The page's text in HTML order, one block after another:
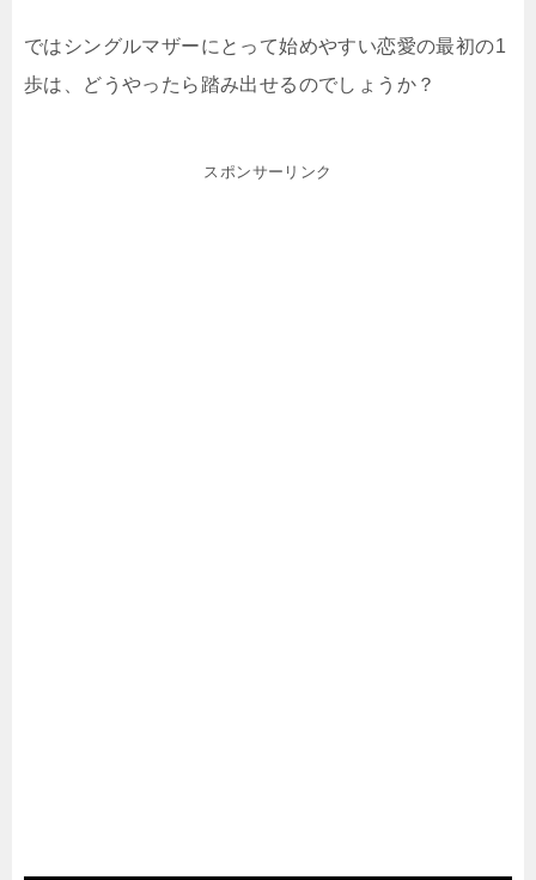
ではシングルマザーにとって始めやすい恋愛の最初の1
歩は、どうやったら踏み出せるのでしょうか？
スポンサーリンク